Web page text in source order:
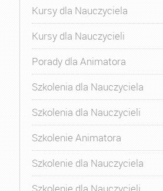
Kursy dla Nauczyciela
Kursy dla Nauczycieli
Porady dla Animatora
Szkolenia dla Nauczyciela
Szkolenia dla Nauczycieli
Szkolenie Animatora
Szkolenie dla Nauczyciela